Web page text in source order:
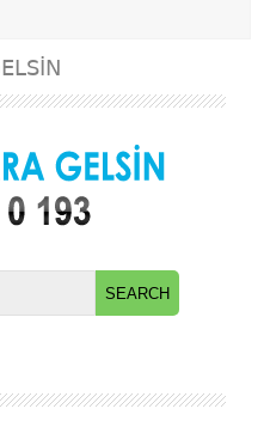
Search for: